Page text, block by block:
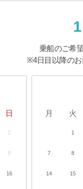
乗船のご希
※4日目以降のお
日
2
9
16
月 火
1
7 8
14 15